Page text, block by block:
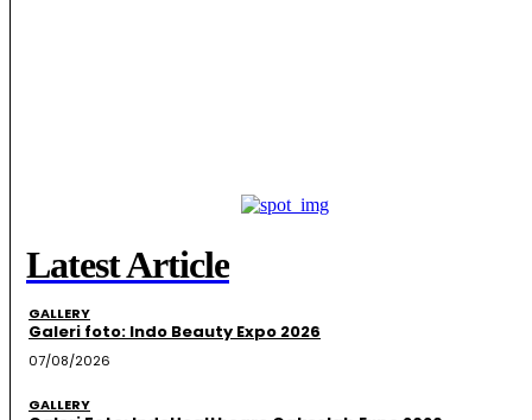
Latest Article
GALLERY
Galeri foto: Indo Beauty Expo 2026
07/08/2026
GALLERY